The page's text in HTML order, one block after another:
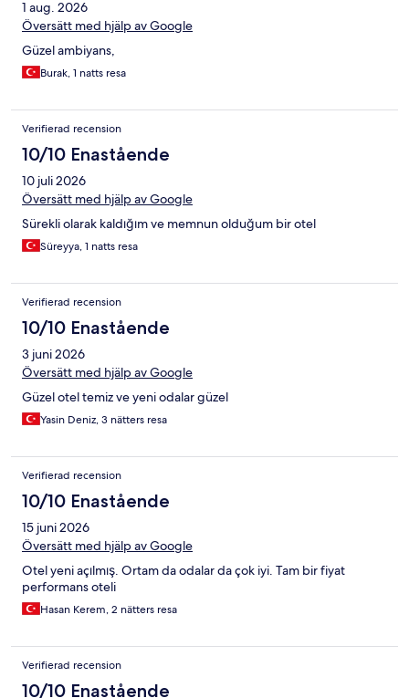
1 aug. 2026
Översätt med hjälp av Google
Güzel ambiyans,
Burak, 1 natts resa
Verifierad recension
10/10 Enastående
10 juli 2026
Översätt med hjälp av Google
Sürekli olarak kaldığım ve memnun olduğum bir otel
Süreyya, 1 natts resa
Verifierad recension
10/10 Enastående
3 juni 2026
Översätt med hjälp av Google
Güzel otel temiz ve yeni odalar güzel
Yasin Deniz, 3 nätters resa
Verifierad recension
10/10 Enastående
15 juni 2026
Översätt med hjälp av Google
Otel yeni açılmış. Ortam da odalar da çok iyi. Tam bir fiyat
performans oteli
Hasan Kerem, 2 nätters resa
Verifierad recension
10/10 Enastående